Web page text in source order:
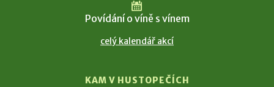
Povídání o víně s vínem
celý kalendář akcí
KAM V HUSTOPEČÍCH